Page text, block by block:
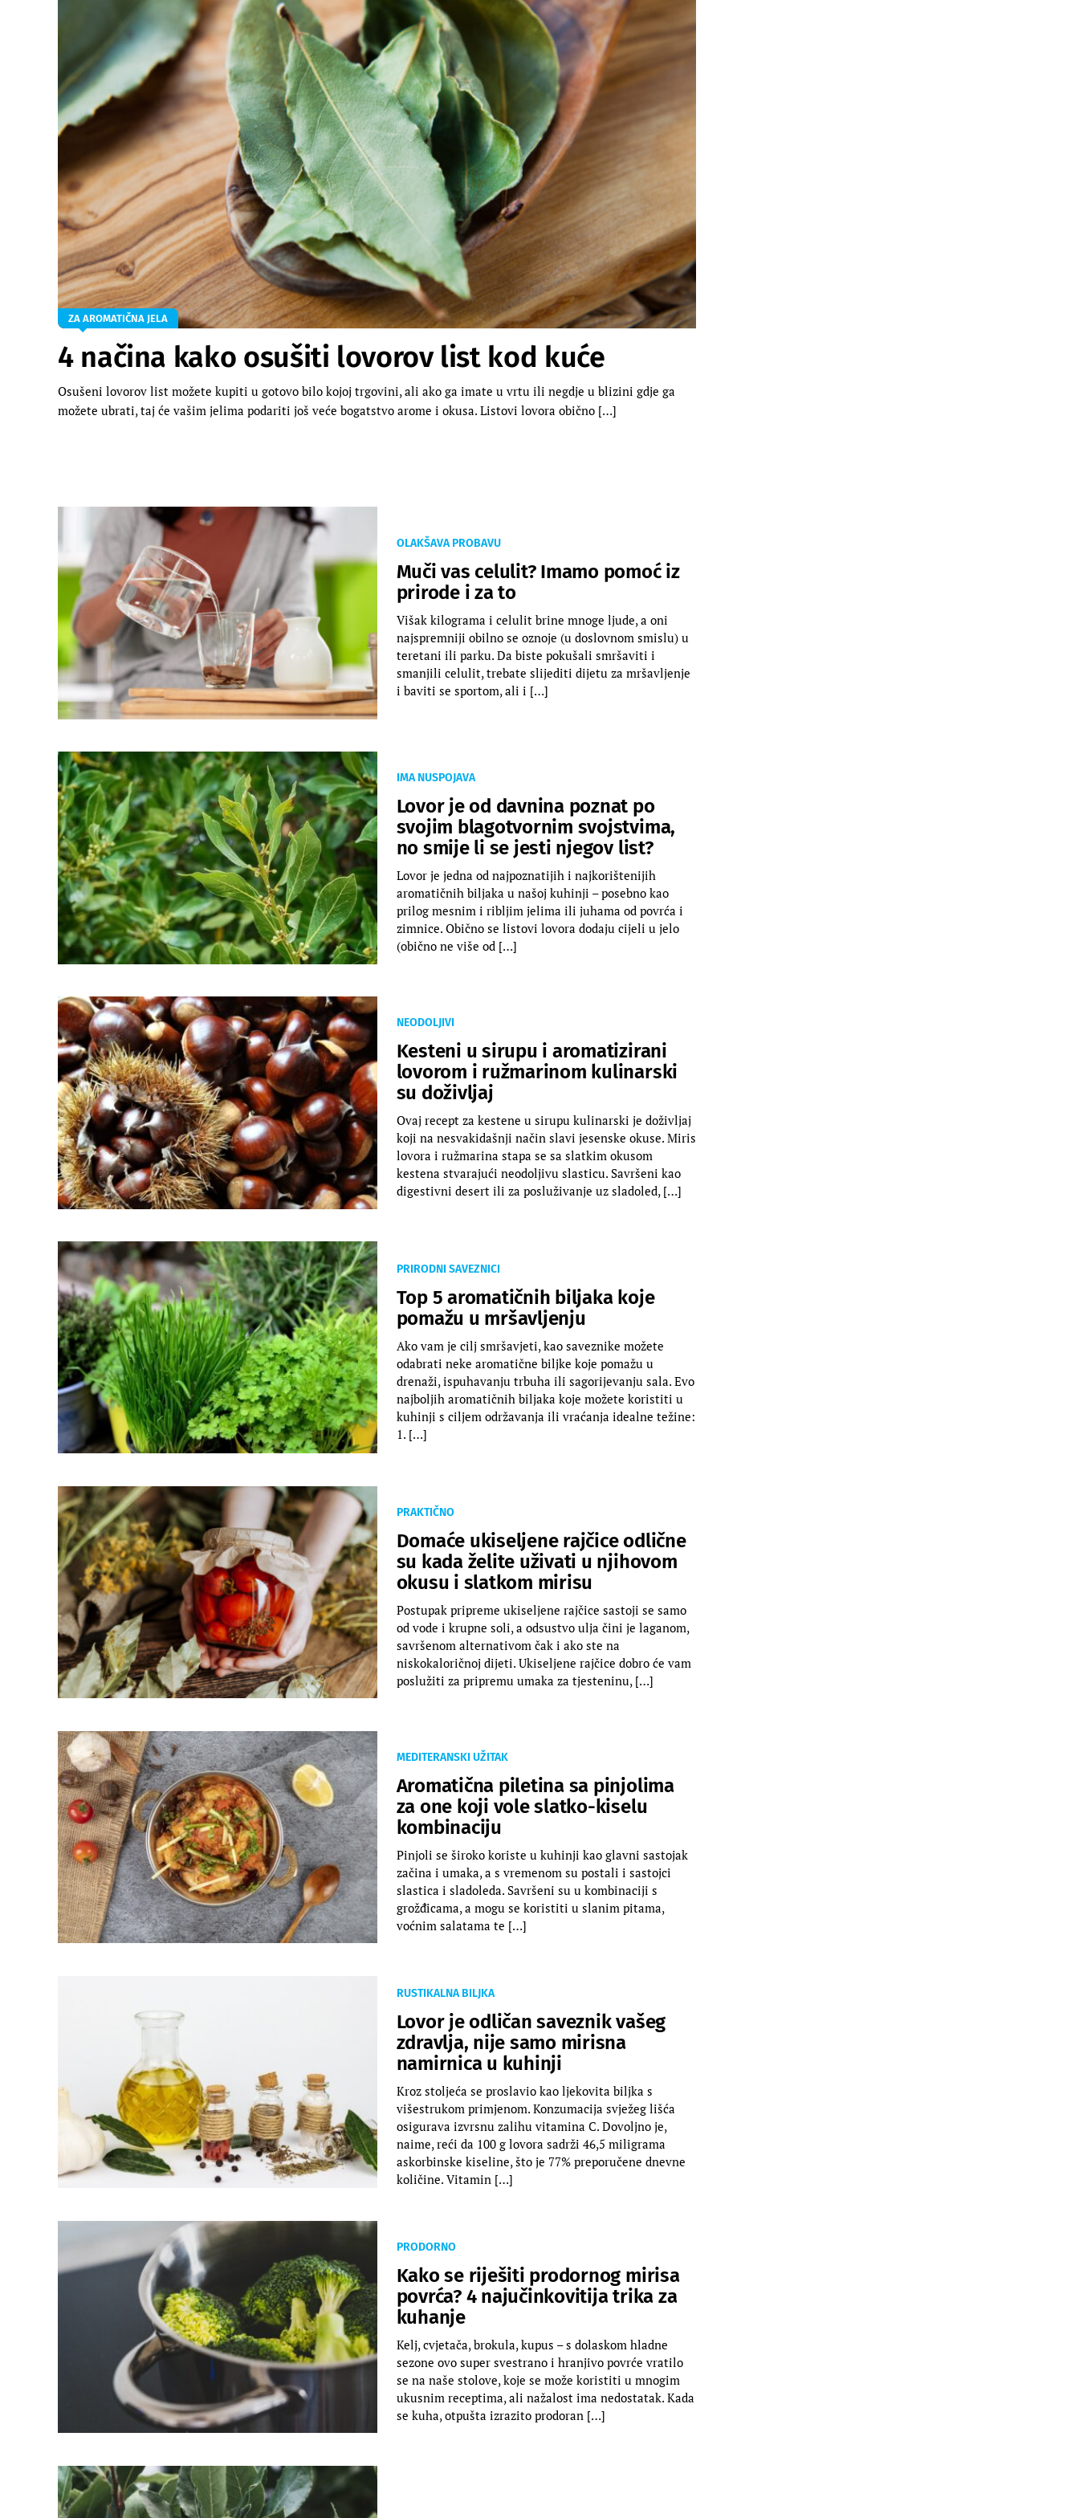
ZA AROMATIČNA JELA
4 načina kako osušiti lovorov list kod kuće
Osušeni lovorov list možete kupiti u gotovo bilo kojoj trgovini, ali ako ga imate u vrtu ili negdje u blizini gdje ga
možete ubrati, taj će vašim jelima podariti još veće bogatstvo arome i okusa. Listovi lovora obično […]
OLAKŠAVA PROBAVU
Muči vas celulit? Imamo pomoć iz
prirode i za to
Višak kilograma i celulit brine mnoge ljude, a oni
najspremniji obilno se oznoje (u doslovnom smislu) u
teretani ili parku. Da biste pokušali smršaviti i
smanjili celulit, trebate slijediti dijetu za mršavljenje
i baviti se sportom, ali i […]
IMA NUSPOJAVA
Lovor je od davnina poznat po
svojim blagotvornim svojstvima,
no smije li se jesti njegov list?
Lovor je jedna od najpoznatijih i najkorištenijih
aromatičnih biljaka u našoj kuhinji – posebno kao
prilog mesnim i ribljim jelima ili juhama od povrća i
zimnice. Obično se listovi lovora dodaju cijeli u jelo
(obično ne više od […]
NEODOLJIVI
Kesteni u sirupu i aromatizirani
lovorom i ružmarinom kulinarski
su doživljaj
Ovaj recept za kestene u sirupu kulinarski je doživljaj
koji na nesvakidašnji način slavi jesenske okuse. Miris
lovora i ružmarina stapa se sa slatkim okusom
kestena stvarajući neodoljivu slasticu. Savršeni kao
digestivni desert ili za posluživanje uz sladoled, […]
PRIRODNI SAVEZNICI
Top 5 aromatičnih biljaka koje
pomažu u mršavljenju
Ako vam je cilj smršavjeti, kao saveznike možete
odabrati neke aromatične biljke koje pomažu u
drenaži, ispuhavanju trbuha ili sagorijevanju sala. Evo
najboljih aromatičnih biljaka koje možete koristiti u
kuhinji s ciljem održavanja ili vraćanja idealne težine:
1. […]
PRAKTIČNO
Domaće ukiseljene rajčice odlične
su kada želite uživati ​​u njihovom
okusu i slatkom mirisu
Postupak pripreme ukiseljene rajčice sastoji se samo
od vode i krupne soli, a odsustvo ulja čini je laganom,
savršenom alternativom čak i ako ste na
niskokaloričnoj dijeti. Ukiseljene rajčice dobro će vam
poslužiti za pripremu umaka za tjesteninu, […]
MEDITERANSKI UŽITAK
Aromatična piletina sa pinjolima
za one koji vole slatko-kiselu
kombinaciju
Pinjoli se široko koriste u kuhinji kao glavni sastojak
začina i umaka, a s vremenom su postali i sastojci
slastica i sladoleda. Savršeni su u kombinaciji s
grožđicama, a mogu se koristiti u slanim pitama,
voćnim salatama te […]
RUSTIKALNA BILJKA
Lovor je odličan saveznik vašeg
zdravlja, nije samo mirisna
namirnica u kuhinji
Kroz stoljeća se proslavio kao ljekovita biljka s
višestrukom primjenom. Konzumacija svježeg lišća
osigurava izvrsnu zalihu vitamina C. Dovoljno je,
naime, reći da 100 g lovora sadrži 46,5 miligrama
askorbinske kiseline, što je 77% preporučene dnevne
količine. Vitamin […]
PRODORNO
Kako se riješiti prodornog mirisa
povrća? 4 najučinkovitija trika za
kuhanje
Kelj, cvjetača, brokula, kupus – s dolaskom hladne
sezone ovo super svestrano i hranjivo povrće vratilo
se na naše stolove, koje se može koristiti u mnogim
ukusnim receptima, ali nažalost ima nedostatak. Kada
se kuha, otpušta izrazito prodoran […]